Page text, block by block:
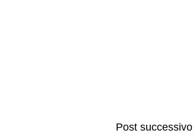
Post successivo